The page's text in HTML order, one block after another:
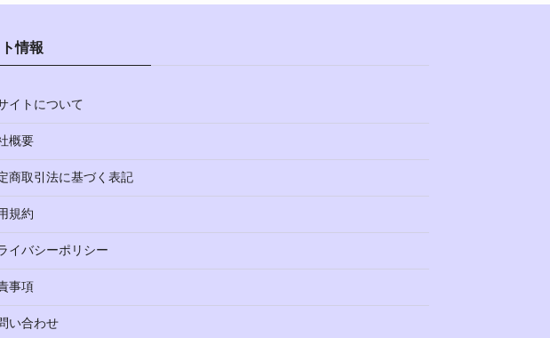
情報
イトについて
概要
商取引法に基づく表記
規約
イバシーポリシー
事項
い合わせ